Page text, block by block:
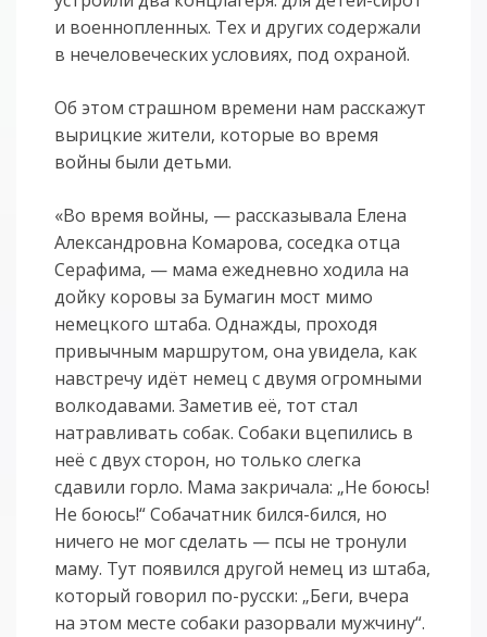
и военнопленных. Тех и других содержали
в нечеловеческих условиях, под охраной.
Об этом страшном времени нам расскажут
вырицкие жители, которые во время
войны были детьми.
«Во время войны, — рассказывала Елена
Александровна Комарова, соседка отца
Серафима, — мама ежедневно ходила на
дойку коровы за Бумагин мост мимо
немецкого штаба. Однажды, проходя
привычным маршрутом, она увидела, как
навстречу идёт немец с двумя огромными
волкодавами. Заметив её, тот стал
натравливать собак. Собаки вцепились в
неё с двух сторон, но только слегка
сдавили горло. Мама закричала: „Не боюсь!
Не боюсь!“ Собачатник бился-бился, но
ничего не мог сделать — псы не тронули
маму. Тут появился другой немец из штаба,
который говорил по-русски: „Беги, вчера
на этом месте собаки разорвали мужчину“.